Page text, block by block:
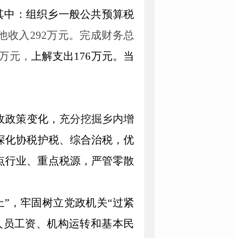
中：组织乡一般公共预算税
收入 292万元。完成财务总
元， 上解支出 176万元。 当
策变化， 充分挖掘乡内增
化协税护税、综合治税，优
行业、重点税源，严管零散
”，牢固树立党政机关“过紧
工资、机构运转和基本民